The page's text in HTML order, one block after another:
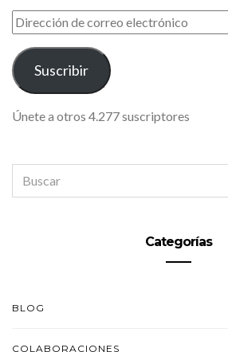
DIRECCIÓN
DE
CORREO
ELECTRÓNICO
Suscribir
Únete a otros 4.277 suscriptores
FOR:
Categorías
BLOG
COLABORACIONES